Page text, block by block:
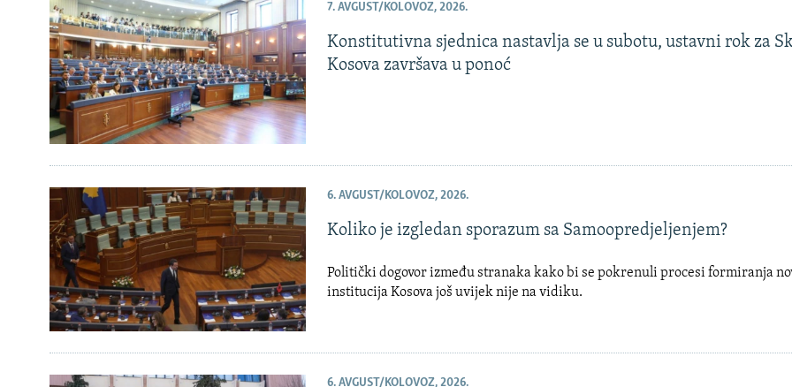
7. AVGUST/KOLOVOZ, 2026.
Konstitutivna sjednica nastavlja se u subotu, ustavni rok za
Kosova završava u ponoć
6. AVGUST/KOLOVOZ, 2026.
Koliko je izgledan sporazum sa Samoopredjeljenjem?
Politički dogovor između stranaka kako bi se pokrenuli procesi formiranja
institucija Kosova još uvijek nije na vidiku.
6. AVGUST/KOLOVOZ, 2026.